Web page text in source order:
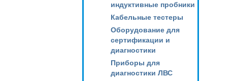
индуктивные пробники
Кабельные тестеры
Оборудование для
сертификации и
диагностики
Приборы для
диагностики ЛВС